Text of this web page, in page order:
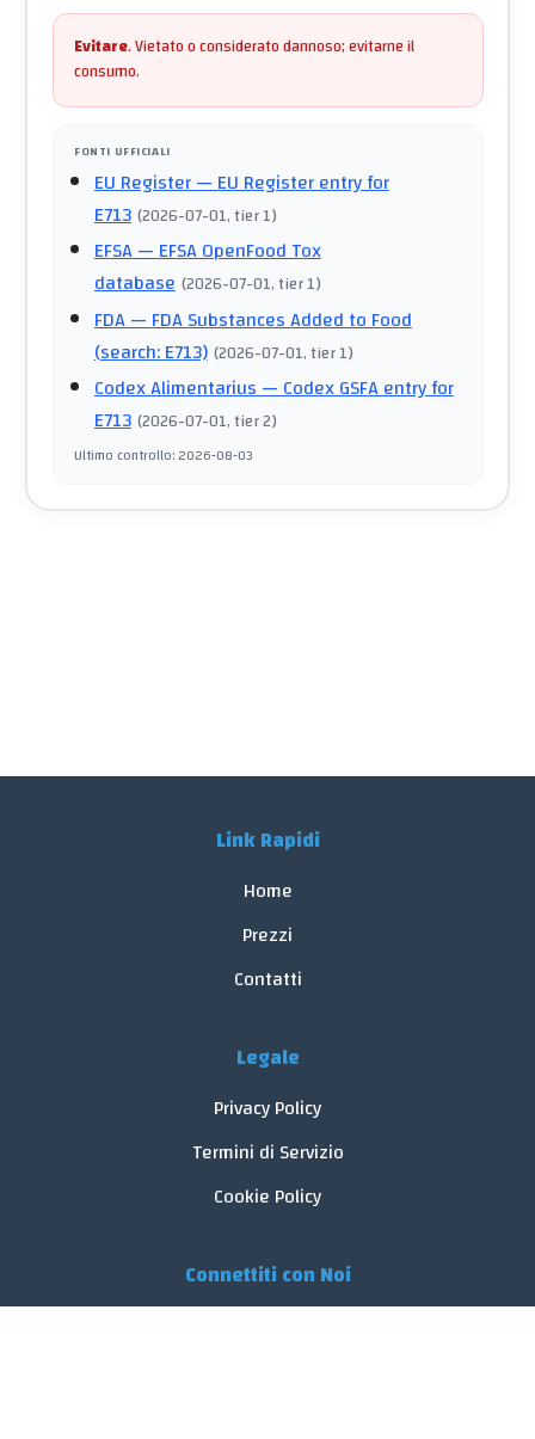
Evitare.Vietato o considerato dannoso; evitarne il
consumo.
FONTI UFFICIALI
EU Register— EU Register entry for
E713 (2026-07-01, tier 1)
EFSA— EFSA OpenFood Tox
database (2026-07-01, tier 1)
FDA— FDA Substances Added to Food
(search: E713) (2026-07-01, tier 1)
Codex Alimentarius— Codex GSFA entry for
E713 (2026-07-01, tier 2)
Ultimo controllo:2026-08-03
Link Rapidi
Home
Prezzi
Contatti
Legale
Privacy Policy
Termini di Servizio
Cookie Policy
Connettiti con Noi